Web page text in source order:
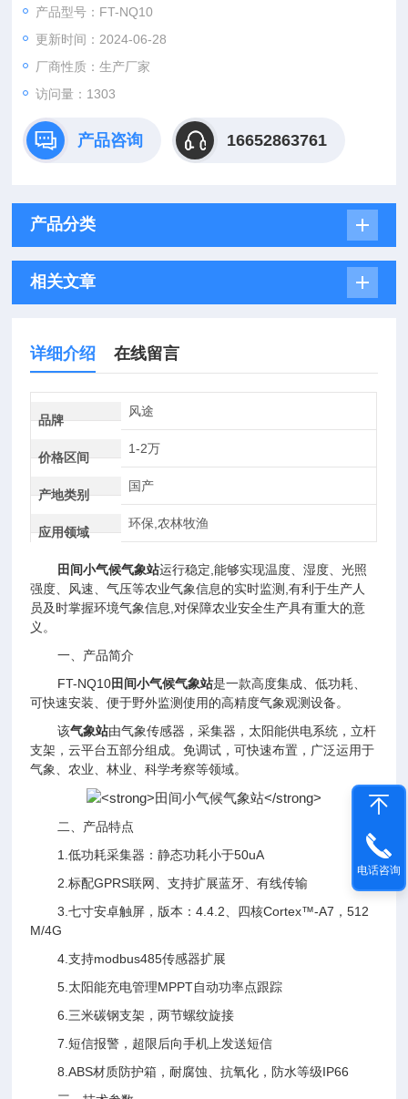
产品型号：FT-NQ10
更新时间：2024-06-28
厂商性质：生产厂家
访问量：1303
产品咨询 16652863761
产品分类
相关文章
详细介绍 在线留言
品牌
风途
价格区间
1-2万
产地类别
国产
应用领域
环保,农林牧渔
田间小气候气象站运行稳定,能够实现温度、湿度、光照
强度、风速、气压等农业气象信息的实时监测,有利于生产人
员及时掌握环境气象信息,对保障农业安全生产具有重大的意
义。
一、产品简介
FT-NQ10田间小气候气象站是一款高度集成、低功耗、
可快速安装、便于野外监测使用的高精度气象观测设备。
该气象站由气象传感器，采集器，太阳能供电系统，立杆
支架，云平台五部分组成。免调试，可快速布置，广泛运用于
气象、农业、林业、科学考察等领域。
二、产品特点
1.低功耗采集器：静态功耗小于50uA
2.标配GPRS联网、支持扩展蓝牙、有线传输
3.七寸安卓触屏，版本：4.4.2、四核Cortex™-A7，512
M/4G
4.支持modbus485传感器扩展
5.太阳能充电管理MPPT自动功率点跟踪
6.三米碳钢支架，两节螺纹旋接
7.短信报警，超限后向手机上发送短信
8.ABS材质防护箱，耐腐蚀、抗氧化，防水等级IP66
电话咨询